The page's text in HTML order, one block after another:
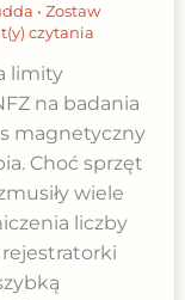
• Zostaw
czytania
limity
na badania
magnetyczny
Choć sprzęt
wiele
liczby